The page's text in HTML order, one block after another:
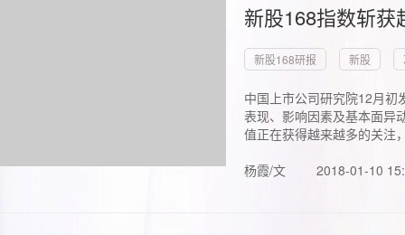
新股168指数斩
新股168研报 新股
中国上市公司研究院12月初
表现、影响因素及基本面异
值正在获得越来越多的关注
杨霞/文
2018-01-10